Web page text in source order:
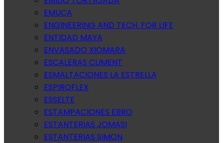
EMUCA
ENGINEERING AND TECH. FOR LIFE
ENTIDAD MAYA
ENVASADO XIOMARA
ESCALERAS CLIMENT
ESMALTACIONES LA ESTRELLA
ESPIROFLEX
ESSELTE
ESTAMPACIONES EBRO
ESTANTERIAS JOMASI
ESTANTERIAS SIMON